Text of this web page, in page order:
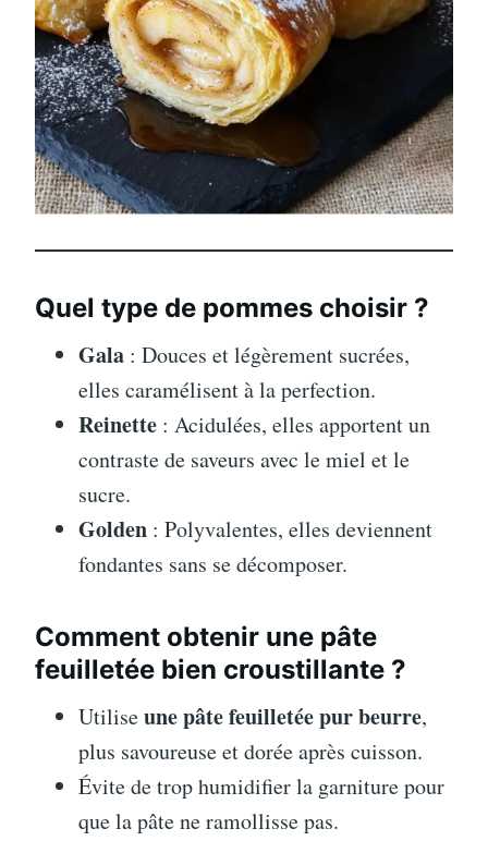
Quel type de pommes choisir ?
Gala : Douces et légèrement sucrées,
elles caramélisent à la perfection.
Reinette : Acidulées, elles apportent un
contraste de saveurs avec le miel et le
sucre.
Golden : Polyvalentes, elles deviennent
fondantes sans se décomposer.
Comment obtenir une pâte
feuilletée bien croustillante ?
Utiliseune pâte feuilletée pur beurre,
plus savoureuse et dorée après cuisson.
Évite de trop humidifier la garniture pour
que la pâte ne ramollisse pas.